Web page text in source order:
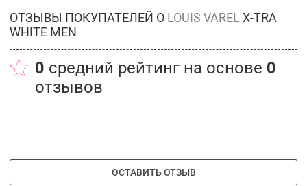
ОТЗЫВЫ ПОКУПАТЕЛЕЙ О LOUIS VAREL X-TRA
WHITE MEN
0 средний рейтинг на основе 0
отзывов
ОСТАВИТЬ ОТЗЫВ